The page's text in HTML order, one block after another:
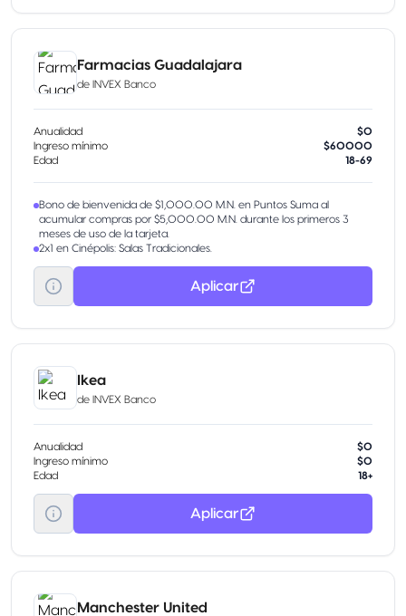
Farmacias Guadalajara
de INVEX Banco
Anualidad
$0
Ingreso mínimo
$60000
Edad
18-69
Bono de bienvenida de $1,000.00 M.N. en Puntos Suma al
acumular compras por $5,000.00 M.N. durante los primeros 3
meses de uso de la tarjeta.
2x1 en Cinépolis: Salas Tradicionales.
Aplicar
Ikea
de INVEX Banco
Anualidad
$0
Ingreso mínimo
$0
Edad
18+
Aplicar
Manchester United